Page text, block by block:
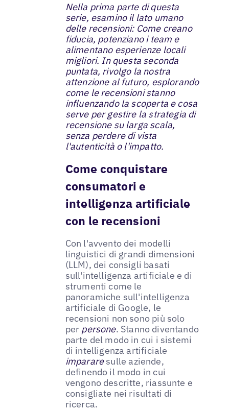
Nella prima parte di questa
serie, esamino il lato umano
delle recensioni: Come creano
fiducia, potenziano i team e
alimentano esperienze locali
migliori. In questa seconda
puntata, rivolgo la nostra
attenzione al futuro, esplorando
come le recensioni stanno
influenzando la scoperta e cosa
serve per gestire la strategia di
recensione su larga scala,
senza perdere di vista
l'autenticità o l'impatto.
Come conquistare
consumatori e
intelligenza artificiale
con le recensioni
Con l'avvento dei modelli
linguistici di grandi dimensioni
(LLM), dei consigli basati
sull'intelligenza artificiale e di
strumenti come le
panoramiche sull'intelligenza
artificiale di Google, le
recensioni non sono più solo
per persone. Stanno diventando
parte del modo in cui i sistemi
di intelligenza artificiale
impararesulle aziende,
definendo il modo in cui
vengono descritte, riassunte e
consigliate nei risultati di
ricerca.